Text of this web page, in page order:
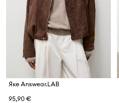
Яке Answear.LAB
95,90 €